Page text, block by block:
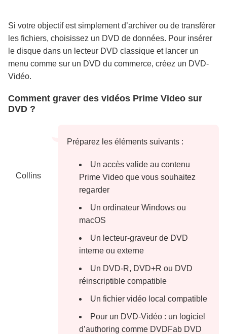
Si votre objectif est simplement d’archiver ou de transférer
les fichiers, choisissez un DVD de données. Pour insérer
le disque dans un lecteur DVD classique et lancer un
menu comme sur un DVD du commerce, créez un DVD-
Vidéo.
Comment graver des vidéos Prime Video sur
DVD ?
Collins
Préparez les éléments suivants :
Un accès valide au contenu
Prime Video que vous souhaitez
regarder
Un ordinateur Windows ou
macOS
Un lecteur-graveur de DVD
interne ou externe
Un DVD-R, DVD+R ou DVD
réinscriptible compatible
Un fichier vidéo local compatible
Pour un DVD-Vidéo : un logiciel
d’authoring comme DVDFab DVD